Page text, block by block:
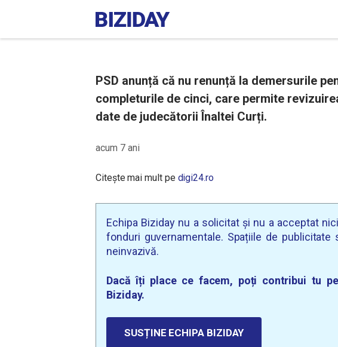
PSD anunță că nu renunță la demersurile
completurile de cinci, care permite
date de judecătorii Înaltei Curți.
acum 7 ani
Citește mai mult pe digi24.ro
Echipa Biziday nu a solicitat și nu a acceptat
fonduri guvernamentale. Spațiile de publicitate
neinvazivă.
Dacă îți place ce facem, poți contribui tu
Biziday.
SUSȚINE ECHIPA BIZIDAY